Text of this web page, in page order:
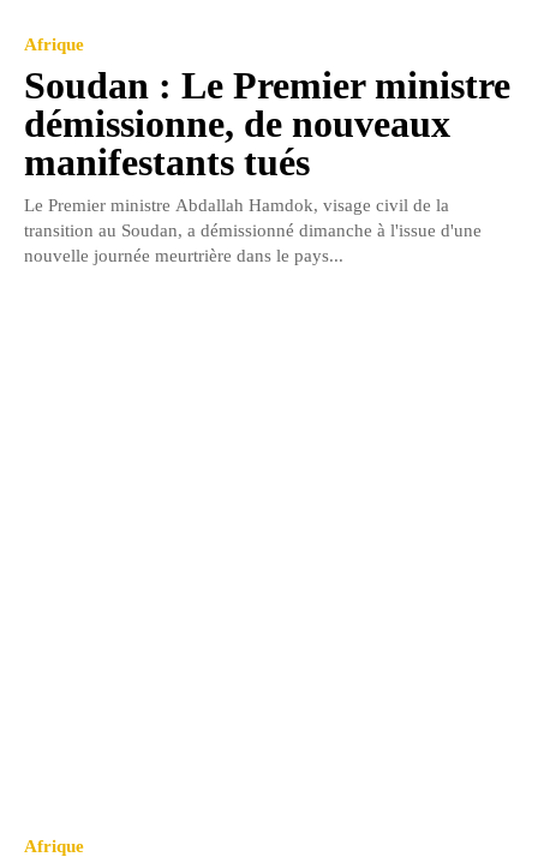
Afrique
Soudan : Le Premier ministre
démissionne, de nouveaux
manifestants tués
Le Premier ministre Abdallah Hamdok, visage civil de la
transition au Soudan, a démissionné dimanche à l'issue d'une
nouvelle journée meurtrière dans le pays...
Afrique